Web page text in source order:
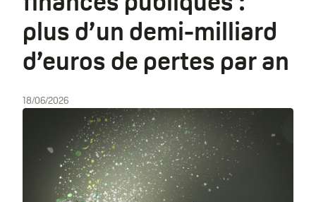
plus d’un demi-milliard
d’euros de pertes par an
18/06/2026